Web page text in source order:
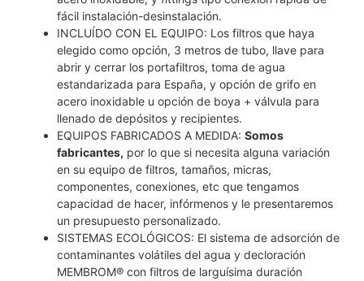
fácil instalación-desinstalación.
INCLUÍDO CON EL EQUIPO: Los filtros que haya
elegido como opción, 3 metros de tubo, llave para
abrir y cerrar los portafiltros, toma de agua
estandarizada para España, y opción de grifo en
acero inoxidable u opción de boya + válvula para
llenado de depósitos y recipientes.
EQUIPOS FABRICADOS A MEDIDA: Somos
fabricantes, por lo que si necesita alguna variación
en su equipo de filtros, tamaños, micras,
componentes, conexiones, etc que tengamos
capacidad de hacer, infórmenos y le presentaremos
un presupuesto personalizado.
SISTEMAS ECOLÓGICOS: El sistema de adsorción de
contaminantes volátiles del agua y decloración
MEMBROM® con filtros de larguísima duración